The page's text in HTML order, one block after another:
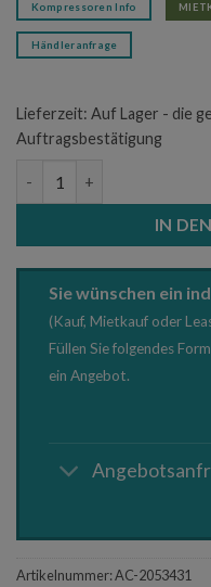
Kompressoren Info
Händleranfrage
Lieferzeit: Auf Lager - die
Auftragsbestätigung
IN
Sie wünschen ein
(Kauf, Mietkauf oder
Füllen Sie folgendes
ein Angebot.
Artikelnummer:AC-2053431